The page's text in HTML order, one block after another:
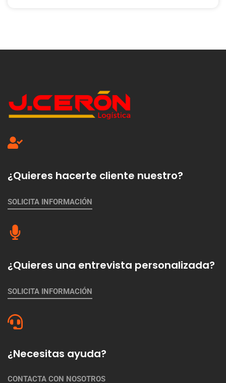
¿Quieres hacerte cliente nuestro?
SOLICITA INFORMACIÓN
¿Quieres una entrevista personalizada?
SOLICITA INFORMACIÓN
¿Necesitas ayuda?
CONTACTA CON NOSOTROS